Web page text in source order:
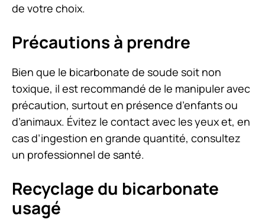
de votre choix.
Précautions à prendre
Bien que le bicarbonate de soude soit non
toxique, il est recommandé de le manipuler avec
précaution, surtout en présence d’enfants ou
d’animaux. Évitez le contact avec les yeux et, en
cas d’ingestion en grande quantité, consultez
un professionnel de santé.
Recyclage du bicarbonate
usagé